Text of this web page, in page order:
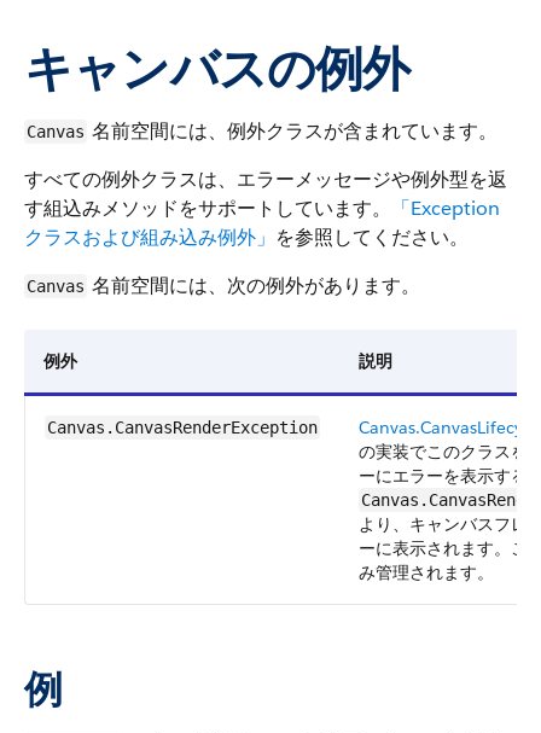
キャンバスの例外
Canvas 名前空間には、例外クラスが含まれています。
すべての例外クラスは、エラーメッセージや例外型を返
す組込みメソッドをサポートしています。
「Exception
クラスおよび組み込み例外」 を参照してください。
Canvas 名前空間には、次の例外があります。
例外 説明
Canvas.CanvasRenderException
の実装でこのクラスを
ーにエラーを表示する
より、キャンバスフレ
ーに表示されます。こ
み管理されます。
例